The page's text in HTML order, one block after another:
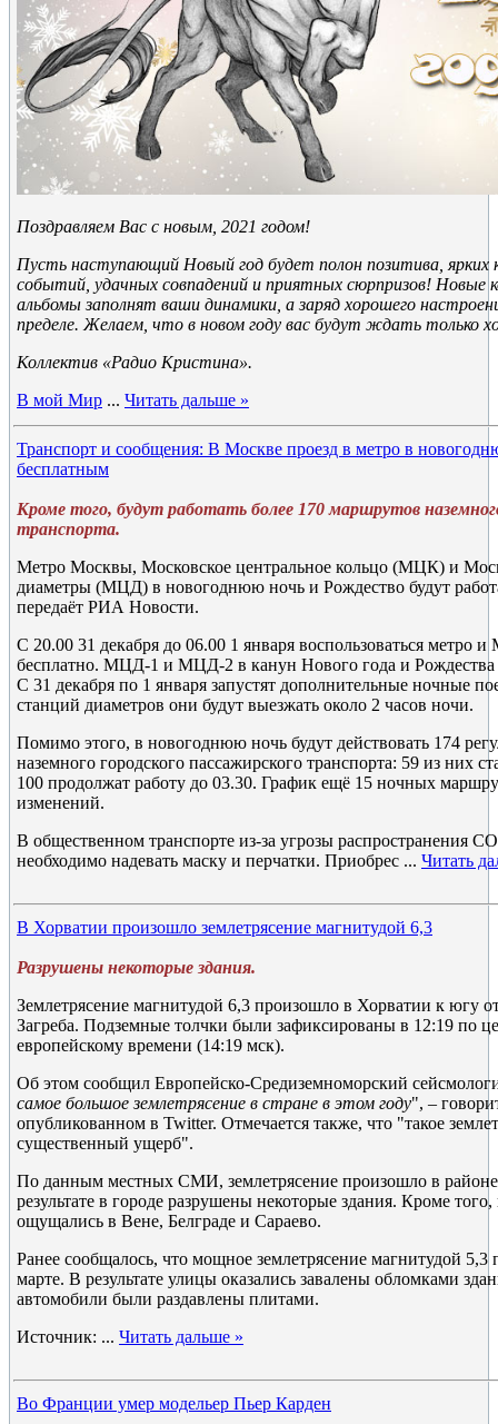
Поздравляем Вас с новым, 2021 годом!
Пусть наступающий Новый год будет полон позитива, ярких
событий, удачных совпадений и приятных сюрпризов! Новые
альбомы заполнят ваши динамики, а заряд хорошего
пределе. Желаем, что в новом году вас будут ждать только
Коллектив «Радио Кристина».
В мой Мир ... Читать дальше »
Транспорт и сообщения: В Москве проезд в метро в
бесплатным
Кроме того, будут работать более 170 маршрутов
транспорта.
Метро Москвы, Московское центральное кольцо (МЦК) и
диаметры (МЦД) в новогоднюю ночь и Рождество будут
передаёт РИА Новости.
С 20.00 31 декабря до 06.00 1 января воспользоваться метро
бесплатно. МЦД-1 и МЦД-2 в канун Нового года и Рождества
С 31 декабря по 1 января запустят дополнительные ночные
станций диаметров они будут выезжать около 2 часов ночи.
Помимо этого, в новогоднюю ночь будут действовать 174
наземного городского пассажирского транспорта: 59 из них
100 продолжат работу до 03.30. График ещё 15 ночных
изменений.
В общественном транспорте из-за угрозы распространения
необходимо надевать маску и перчатки. Приобрес ... Читать
В Хорватии произошло землетрясение магнитудой 6,3
Разрушены некоторые здания.
Землетрясение магнитудой 6,3 произошло в Хорватии к югу
Загреба. Подземные толчки были зафиксированы в 12:19 по
европейскому времени (14:19 мск).
Об этом сообщил Европейско-Средиземноморский
самое большое землетрясение в стране в этом году", –
опубликованном в Twitter. Отмечается также, что "такое
существенный ущерб".
По данным местных СМИ, землетрясение произошло в районе
результате в городе разрушены некоторые здания. Кроме
ощущались в Вене, Белграде и Сараево.
Ранее сообщалось, что мощное землетрясение магнитудой 5,3
марте. В результате улицы оказались завалены обломками
автомобили были раздавлены плитами.
Источник: ... Читать дальше »
Во Франции умер модельер Пьер Карден